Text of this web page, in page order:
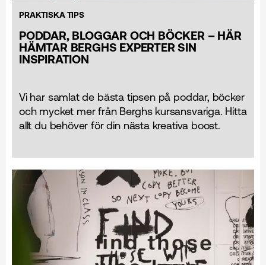
PRAKTISKA TIPS
PODDAR, BLOGGAR OCH BÖCKER – HÄR
HÄMTAR BERGHS EXPERTER SIN
INSPIRATION
Vi har samlat de bästa tipsen på poddar, böcker
och mycket mer från Berghs kursansvariga. Hitta
allt du behöver för din nästa kreativa boost.